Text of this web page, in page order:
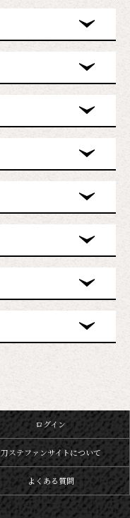
ログイン
刀ステファンサイトについて
よくある質問